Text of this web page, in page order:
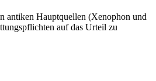
antiken Hauptquellen (Xenophon und
auf das Urteil zu